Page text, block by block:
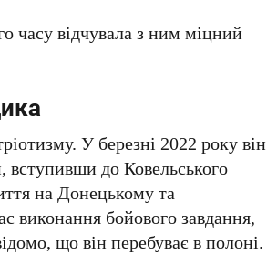
часу відчувала з ним міцний
У березні 2022 року він
до Ковельського
на Донецькому та
виконання бойового завдання,
що він перебуває в полоні.